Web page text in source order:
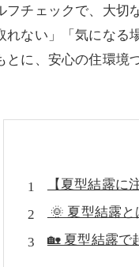
フチェックで、大切
れない」「気になる
とに、安心の住環境
【夏型結露
🌞 夏型結露と
🏡 夏型結露で